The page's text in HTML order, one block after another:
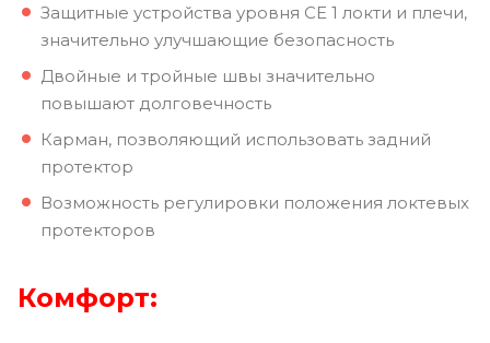
Защитные устройства уровня CE 1 локти и плечи,
значительно улучшающие безопасность
Двойные и тройные швы значительно
повышают долговечность
Карман, позволяющий использовать задний
протектор
Возможность регулировки положения локтевых
протекторов
Комфорт: